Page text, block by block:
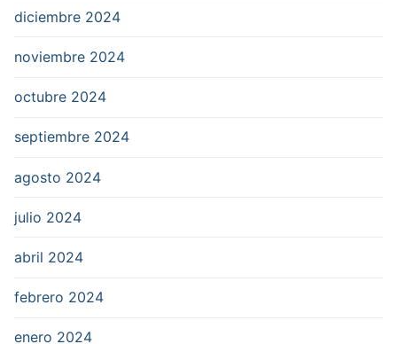
diciembre 2024
noviembre 2024
octubre 2024
septiembre 2024
agosto 2024
julio 2024
abril 2024
febrero 2024
enero 2024